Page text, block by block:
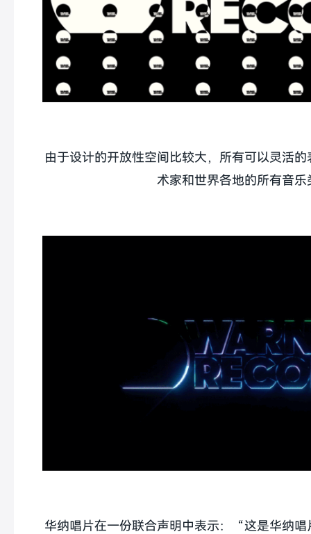
由于设计的开放性空间比较大，所有可以灵活
术家和世界各地的所有音乐
华纳唱片在一份联合声明中表示：“这是华纳